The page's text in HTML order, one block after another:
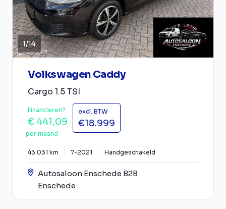
1/14
Volkswagen Caddy
Cargo 1.5 TSI
Financieren?
€ 441,09
per maand
excl. BTW
€18.999
43.031 km 7-2021 Handgeschakeld
Autosaloon Enschede B2B
Enschede